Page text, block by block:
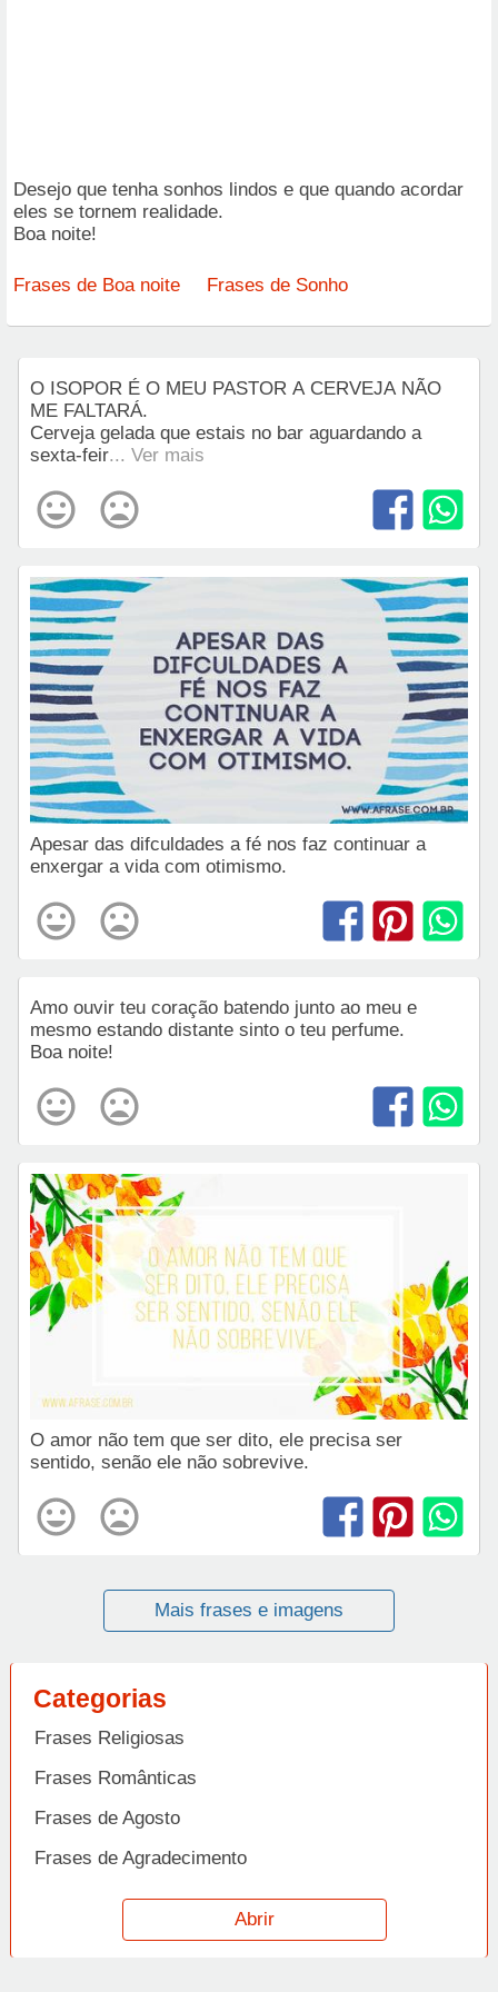
Desejo que tenha sonhos lindos e que quando acordar
eles se tornem realidade.
Boa noite!
Frases de Boa noite Frases de Sonho
O ISOPOR É O MEU PASTOR A CERVEJA NÃO
ME FALTARÁ.
Cerveja gelada que estais no bar aguardando a
sexta-feir... Ver mais
Apesar das difculdades a fé nos faz continuar a
enxergar a vida com otimismo.
Amo ouvir teu coração batendo junto ao meu e
mesmo estando distante sinto o teu perfume.
Boa noite!
O amor não tem que ser dito, ele precisa ser
sentido, senão ele não sobrevive.
Mais frases e imagens
Categorias
Frases Religiosas
Frases Românticas
Frases de Agosto
Frases de Agradecimento
Frases de Amizade
Frases de Amor
Abrir